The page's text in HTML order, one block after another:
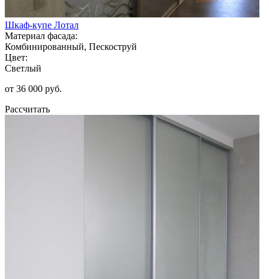
Шкаф-купе Лотал
Материал фасада:
Комбинированный, Пескоструй
Цвет:
Светлый
от 36 000 руб.
Рассчитать